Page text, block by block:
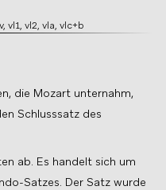
vl1, vl2, vla, vlc+b
die Mozart unternahm,
Schlusssatz des
ab. Es handelt sich um
Satzes. Der Satz wurde